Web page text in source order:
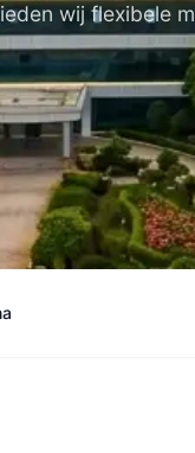
wij flexibele